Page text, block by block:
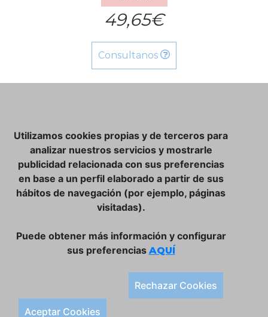
49,65€
Consultanos
CLUB VINATER
CONTACTO
TIENDA ONLINE:
Plaça de la Llibertat, 22, 07760 Ciutadella
Tlf. 971 93 78 75
Utilizamos cookies propias y de terceros para
analizar nuestros servicios y mostrarle
publicidad relacionada con sus preferencias
en base a un perfil elaborado a partir de sus
hábitos de navegación (por ejemplo, páginas
visitadas).
Puede obtener más información y configurar
sus preferencias AQUÍ
Rechazar Cookies
Aceptar Cookies